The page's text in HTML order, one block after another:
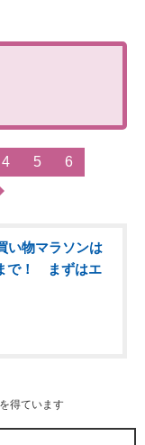
4 5
6
い物マラソンは
で！ まずはエ
得ています